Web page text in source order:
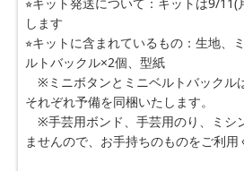
します
⭐︎キットに含まれているもの：生地、
ルトバックル×2個、型紙
※ミニボタンとミニベルトバックル
それぞれ予備を同梱いたします。
※手芸用ボンド、手芸用のり、ミシ
ませんので、お手持ちのものをご利用